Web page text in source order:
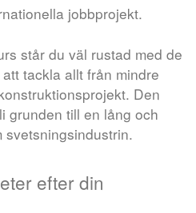
jobbprojekt.
står du väl rustad med de
tackla allt från mindre
Den
grunden till en lång och
svetsningsindustrin.
efter din